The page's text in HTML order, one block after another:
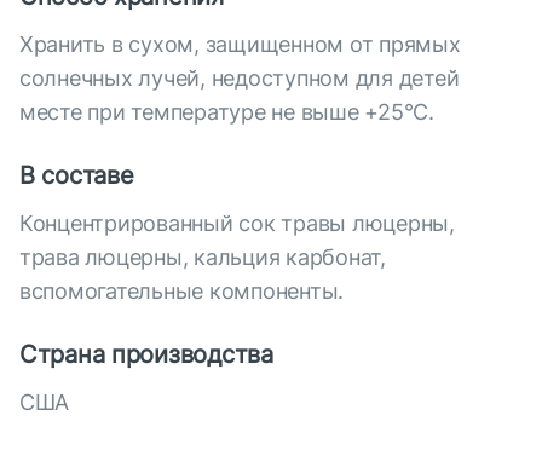
Хранить в сухом, защищенном от прямых
солнечных лучей, недоступном для детей
месте при температуре не выше +25°С.
В составе
Концентрированный сок травы люцерны,
трава люцерны, кальция карбонат,
вспомогательные компоненты.
Страна производства
США